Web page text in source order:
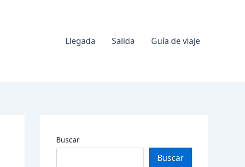
Llegada Salida Guía de viaje
Buscar
Buscar